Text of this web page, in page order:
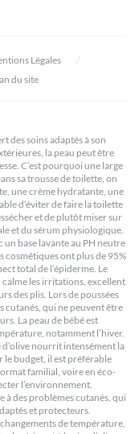
Légales
du site
des soins adaptés à son
la peau peut être
C’est pourquoi une large
sa trousse de toilette, on
une crème hydratante, une
d’éviter de faire la toilette
et de plutôt miser sur
et du sérum physiologique.
base lavante au PH neutre
cosmétiques ont plus de 95%
total de l’épiderme. Le
les irritations, excellent
des plis. Lors de poussées
cutanés, qui ne peuvent être
La peau de bébé est
notamment l’hiver.
d’olive nourrit intensément la
le budget, il est préférable
familial, voire en éco-
l’environnement.
à des problèmes cutanés, qui
et protecteurs.
de température,